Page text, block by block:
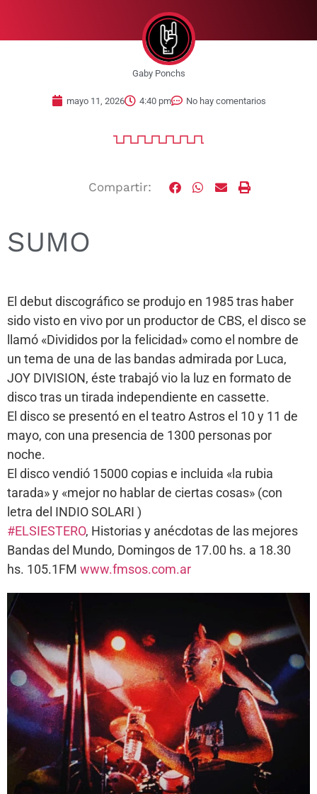
Gaby Ponchs
mayo 11, 2026 4:40 pm No hay comentarios
Compartir:
SUMO
El debut discográfico se produjo en 1985 tras haber
sido visto en vivo por un productor de CBS, el disco se
llamó «Divididos por la felicidad» como el nombre de
un tema de una de las bandas admirada por Luca,
JOY DIVISION, éste trabajó vio la luz en formato de
disco tras un tirada independiente en cassette.
El disco se presentó en el teatro Astros el 10 y 11 de
mayo, con una presencia de 1300 personas por
noche.
El disco vendió 15000 copias e incluida «la rubia
tarada» y «mejor no hablar de ciertas cosas» (con
letra del INDIO SOLARI )
#ELSIESTERO, Historias y anécdotas de las mejores
Bandas del Mundo, Domingos de 17.00 hs. a 18.30
hs. 105.1FM www.fmsos.com.ar